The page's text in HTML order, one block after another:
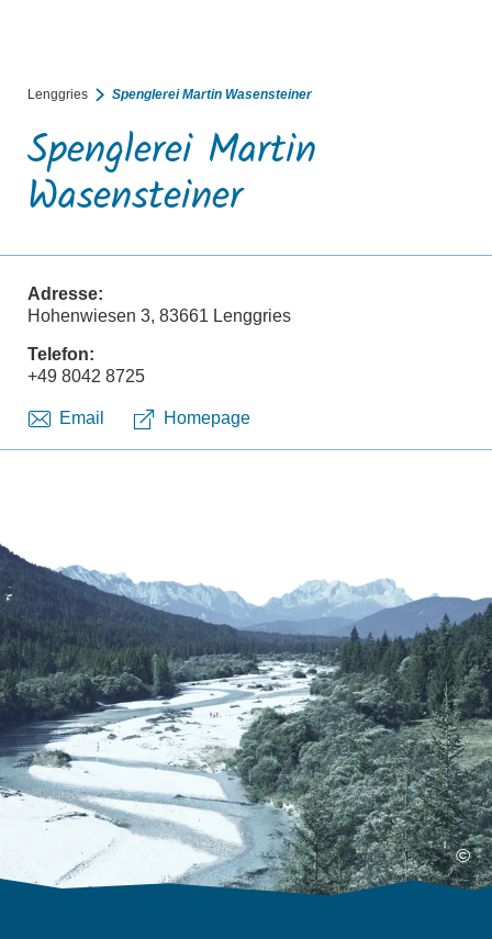
Lenggries Spenglerei Martin Wasensteiner
Spenglerei Martin
Wasensteiner
Adresse:
Hohenwiesen 3, 83661 Lenggries
Telefon:
+49 8042 8725
Email Homepage
©